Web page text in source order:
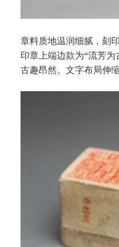
章料质地温润细腻，刻
印章上端边款为“流芳为
古趣昂然。文字布局伸